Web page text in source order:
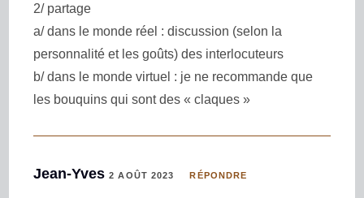
2/ partage
a/ dans le monde réel : discussion (selon la
personnalité et les goûts) des interlocuteurs
b/ dans le monde virtuel : je ne recommande que
les bouquins qui sont des « claques »
Jean-Yves 2 AOÛT 2023 RÉPONDRE